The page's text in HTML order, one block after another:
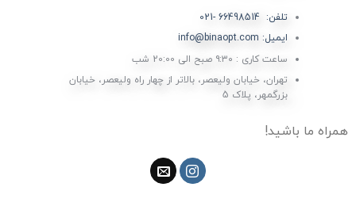
تلفن: 66498514 -021
ایمیل: info@binaopt.com
ساعت کاری : ۹:۳۰ صبح الی 20:00 شب
تهران، خیابان ولیعصر، بالاتر از چهار راه ولیعصر، خیابان
بزرگمهر، پلاک 5
همراه ما باشید!